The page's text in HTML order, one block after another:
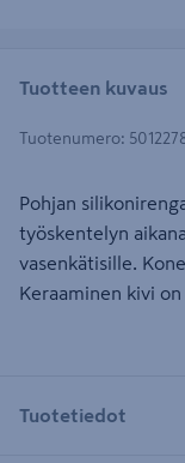
Tuotteen kuvaus
Tuotenumero:
Pohjan
työskentelyn
vasenkätisille.
Keraaminen kivi
Tuotetiedot